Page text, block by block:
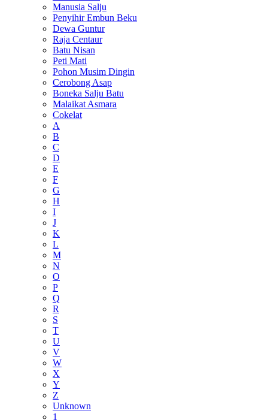
Manusia Salju
Penyihir Embun Beku
Dewa Guntur
Raja Centaur
Batu Nisan
Peti Mati
Pohon Musim Dingin
Cerobong Asap
Boneka Salju Batu
Malaikat Asmara
Cokelat
A
B
C
D
E
F
G
H
I
J
K
L
M
N
O
P
Q
R
S
T
U
V
W
X
Y
Z
Unknown
1